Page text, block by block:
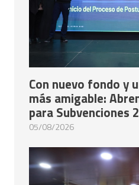
Con nuevo fondo y
más amigable:
para Subvenciones
05/08/2026